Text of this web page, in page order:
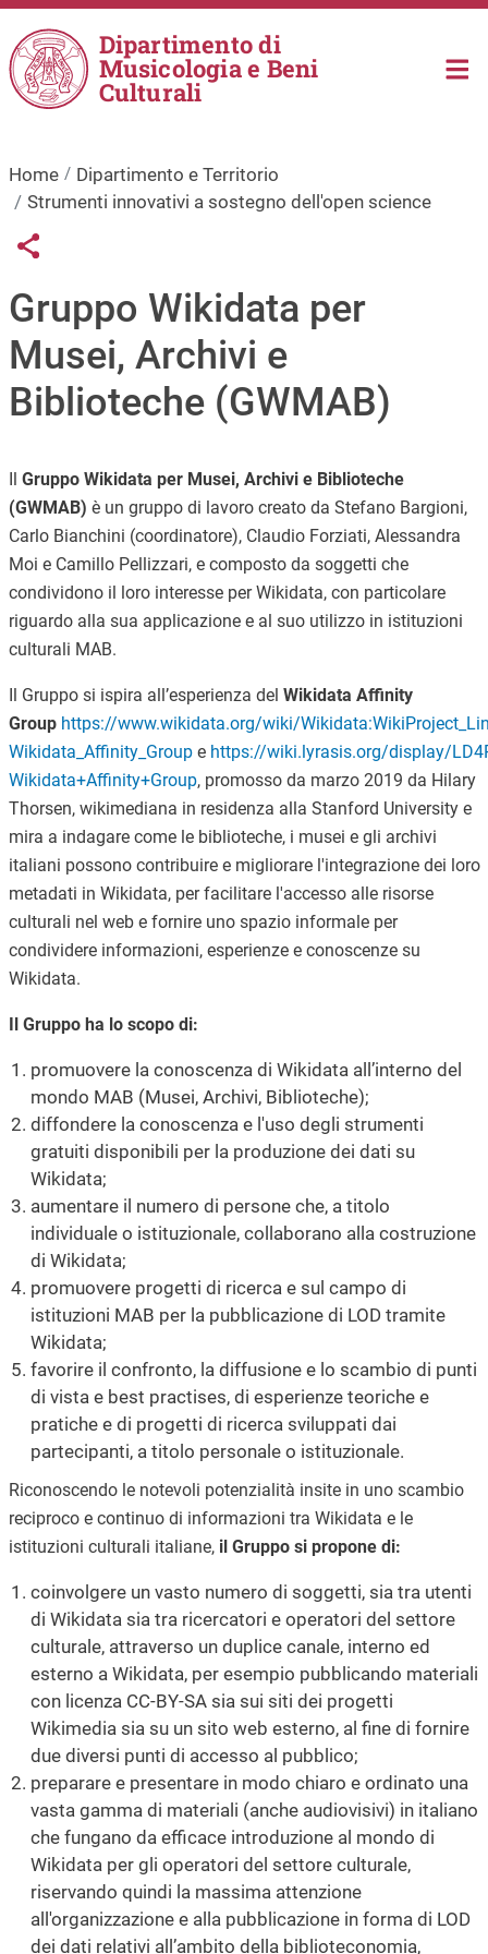
Salta al contenuto principale
Dipartimento di
Musicologia e Beni
Culturali
Home
Dipartimento e Territorio
Strumenti innovativi a sostegno dell'open science
Links condivisione social
Share button
Gruppo Wikidata per
Musei, Archivi e
Biblioteche (GWMAB)
Il Gruppo Wikidata per Musei, Archivi e Biblioteche
(GWMAB) è un gruppo di lavoro creato da Stefano Bargioni,
Carlo Bianchini (coordinatore), Claudio Forziati, Alessandra
Moi e Camillo Pellizzari, e composto da soggetti che
condividono il loro interesse per Wikidata, con particolare
riguardo alla sua applicazione e al suo utilizzo in istituzioni
culturali MAB.
Il Gruppo si ispira all’esperienza del Wikidata Affinity
Group https://www.wikidata.org/wiki/
Wikidata_Affinity_Groupe https://wiki.lyrasis.org/display/
Wikidata+Affinity+Group, promosso da marzo 2019 da Hilary
Thorsen, wikimediana in residenza alla Stanford University e
mira a indagare come le biblioteche, i musei e gli archivi
italiani possono contribuire e migliorare l'integrazione dei loro
metadati in Wikidata, per facilitare l'accesso alle risorse
culturali nel web e fornire uno spazio informale per
condividere informazioni, esperienze e conoscenze su
Wikidata.
Il Gruppo ha lo scopo di:
promuovere la conoscenza di Wikidata all’interno del
mondo MAB (Musei, Archivi, Biblioteche);
diffondere la conoscenza e l'uso degli strumenti
gratuiti disponibili per la produzione dei dati su
Wikidata;
aumentare il numero di persone che, a titolo
individuale o istituzionale, collaborano alla costruzione
di Wikidata;
promuovere progetti di ricerca e sul campo di
istituzioni MAB per la pubblicazione di LOD tramite
Wikidata;
favorire il confronto, la diffusione e lo scambio di punti
di vista e best practises, di esperienze teoriche e
pratiche e di progetti di ricerca sviluppati dai
partecipanti, a titolo personale o istituzionale.
Riconoscendo le notevoli potenzialità insite in uno scambio
reciproco e continuo di informazioni tra Wikidata e le
istituzioni culturali italiane, il Gruppo si propone di:
coinvolgere un vasto numero di soggetti, sia tra utenti
di Wikidata sia tra ricercatori e operatori del settore
culturale, attraverso un duplice canale, interno ed
esterno a Wikidata, per esempio pubblicando materiali
con licenza CC-BY-SA sia sui siti dei progetti
Wikimedia sia su un sito web esterno, al fine di fornire
due diversi punti di accesso al pubblico;
preparare e presentare in modo chiaro e ordinato una
vasta gamma di materiali (anche audiovisivi) in italiano
che fungano da efficace introduzione al mondo di
Wikidata per gli operatori del settore culturale,
riservando quindi la massima attenzione
all'organizzazione e alla pubblicazione in forma di LOD
dei dati relativi all’ambito della biblioteconomia,